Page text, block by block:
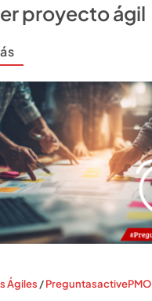
proyecto ágil
Ágiles /PreguntasactivePMO